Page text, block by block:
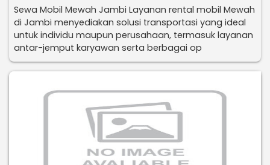
Sewa Mobil Mewah Jambi Layanan rental mobil Mewah
di Jambi menyediakan solusi transportasi yang ideal
untuk individu maupun perusahaan, termasuk layanan
antar-jemput karyawan serta berbagai op